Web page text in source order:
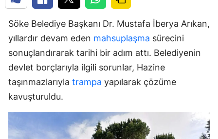
Söke Belediye Başkanı Dr. Mustafa İberya Arıkan,
yıllardır devam eden mahsuplaşma sürecini
sonuçlandırarak tarihi bir adım attı. Belediyenin
devlet borçlarıyla ilgili sorunlar, Hazine
taşınmazlarıyla trampa yapılarak çözüme
kavuşturuldu.